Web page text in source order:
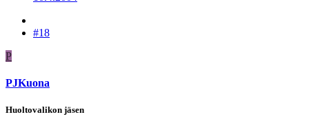
#18
P
PJKuona
Huoltovalikon jäsen